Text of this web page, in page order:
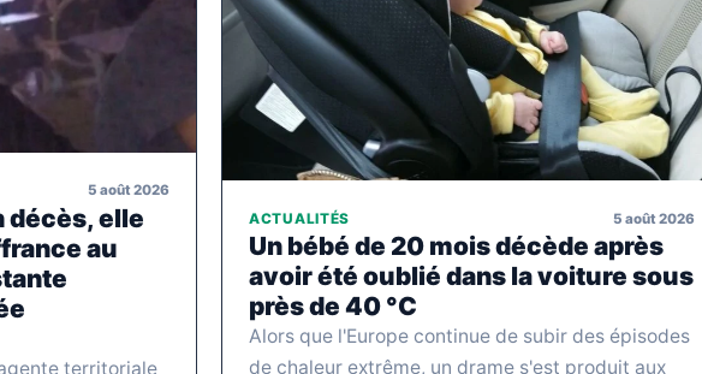
5 août 2026
décès, elle
au
territoriale
ACTUALITÉS 5 août 2026
Un bébé de 20 mois décède après
avoir été oublié dans la voiture sous
près de 40 °C
Alors que l'Europe continue de subir des épisodes
de chaleur extrême, un drame s'est produit aux